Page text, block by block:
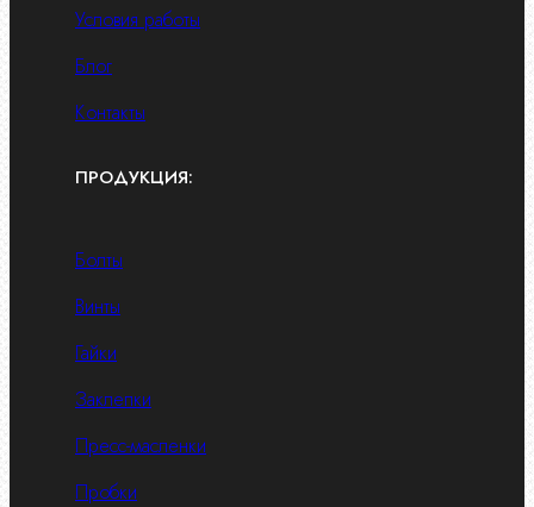
Условия работы
Блог
Контакты
ПРОДУКЦИЯ:
Болты
Винты
Гайки
Заклепки
Пресс-масленки
Пробки